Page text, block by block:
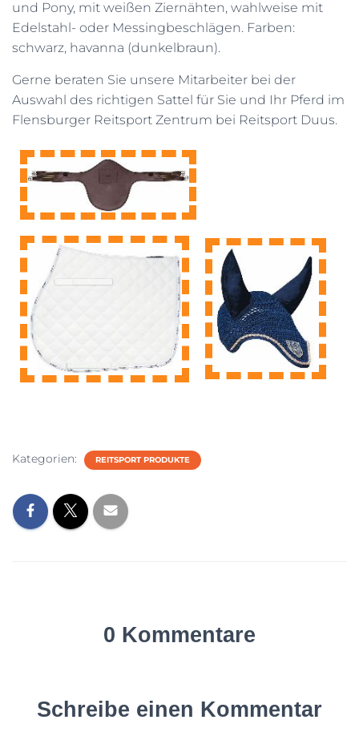
und Pony, mit weißen Ziernähten, wahlweise mit
Edelstahl- oder Messingbeschlägen. Farben:
schwarz, havanna (dunkelbraun).
Gerne beraten Sie unsere Mitarbeiter bei der
Auswahl des richtigen Sattel für Sie und Ihr Pferd im
Flensburger Reitsport Zentrum bei Reitsport Duus.
Kategorien: REITSPORT PRODUKTE
0 Kommentare
Schreibe einen Kommentar